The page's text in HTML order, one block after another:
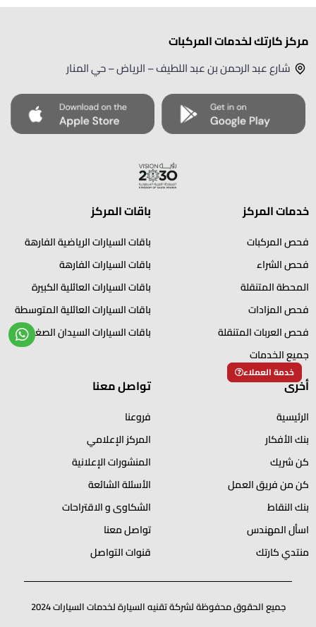
خدمة العملاء
مركز كارتك لخدمات المركبات
شارع عبد الرحمن بن عبد اللطيف – الرياض – حي المنار
خدمات المركز
فحص المركبات
فحص الشراء
المحطة المتنقلة
فحص المزادات
فحص العربات المتنقلة
جميع الخدمات
باقات المركز
باقات السيارات الرياضية الفارهة
باقات السيارات الفارهة
باقات السيارات العائلية الكبيرة
باقات السيارات العائلية المتوسطة
باقات السيارات السيدان الصغيرة
أخرى
الرئيسية
بنك الأفكار
كن شريك
كن من فريق العمل
بنك النقاط
اسأل المهندس
منتدي كارتك
تواصل معنا
فروعنا
المركز الإعلامي
المنشورات الإعلانية
الأسئلة الشائعة
الشكاوى و الاقتراحات
تواصل معنا
قنوات التواصل
جميع الحقوق محفوظة لشركة تقنيه السيارة لخدمات السيارات 2024